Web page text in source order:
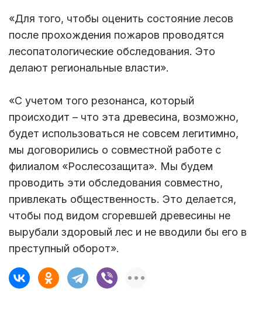
«Для того, чтобы оценить состояние лесов
после прохождения пожаров проводятся
лесопатологические обследования. Это
делают региональные власти».
«С учетом того резонанса, который
происходит – что эта древесина, возможно,
будет использоваться не совсем легитимно,
мы договорились о совместной работе с
филиалом «Рослесозащита». Мы будем
проводить эти обследования совместно,
привлекать общественность. Это делается,
чтобы под видом сгоревшей древесины не
вырубали здоровый лес и не вводили бы его в
преступный оборот».